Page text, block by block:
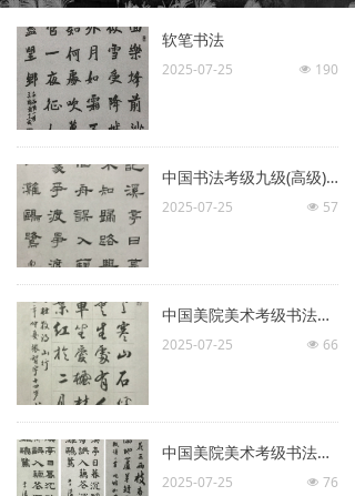
软笔书法
넶 190
2025-07-25
中国书法考级九级(高级)示范图例
넶 57
2025-07-25
中国美院美术考级书法考级九级优秀试卷评析(一)
넶 66
2025-07-25
中国美院美术考级书法考级九级优秀试卷评析(二)
넶 76
2025-07-25